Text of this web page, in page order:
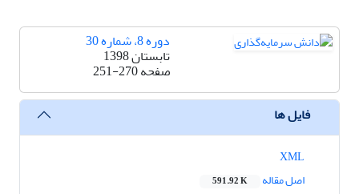
دوره 8، شماره 30
تابستان 1398
صفحه251-270
فایل ها
اصل مقاله
591.92 K